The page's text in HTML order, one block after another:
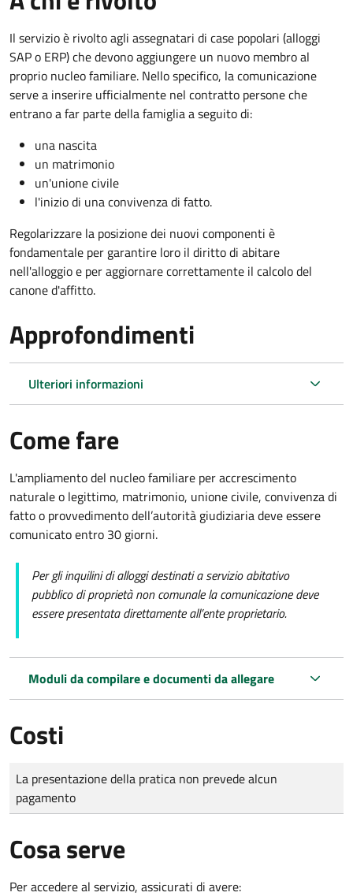
Il servizio è rivolto agli assegnatari di case popolari (alloggi
SAP o ERP) che devono aggiungere un nuovo membro al
proprio nucleo familiare. Nello specifico, la comunicazione
serve a inserire ufficialmente nel contratto persone che
entrano a far parte della famiglia a seguito di:
una nascita
un matrimonio
un'unione civile
l'inizio di una convivenza di fatto.
Regolarizzare la posizione dei nuovi componenti è
fondamentale per garantire loro il diritto di abitare
nell'alloggio e per aggiornare correttamente il calcolo del
canone d'affitto.
Approfondimenti
Ulteriori informazioni
Come fare
L'ampliamento del nucleo familiare per accrescimento
naturale o legittimo, matrimonio, unione civile, convivenza di
fatto o provvedimento dell’autorità giudiziaria deve essere
comunicato entro 30 giorni.
Per gli inquilini di alloggi destinati a servizio abitativo
pubblico di proprietà non comunale la comunicazione deve
essere presentata direttamente all’ente proprietario.
Moduli da compilare e documenti da allegare
Costi
Tipo di pagamento
Importo
La presentazione della pratica non prevede alcun
pagamento
Cosa serve
Per accedere al servizio, assicurati di avere: